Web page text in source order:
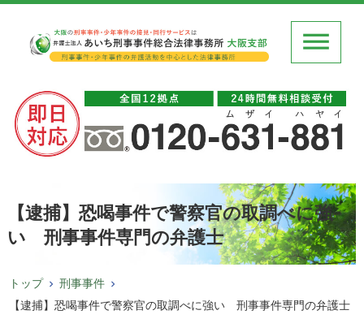
【逮捕】恐喝事件で警察官の取調べに強
い 刑事事件専門の弁護士
トップ
刑事事件
【逮捕】恐喝事件で警察官の取調べに強い 刑事事件専門の弁護士